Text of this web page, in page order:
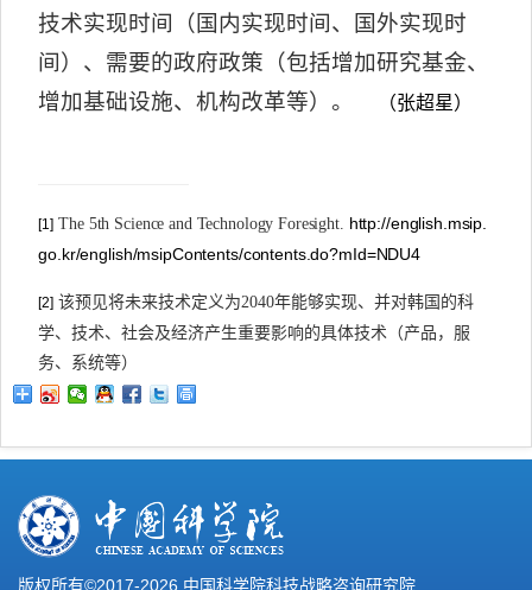
技术实现时间（国内实现时间、国外实现时
间）、需要的政府政策（包括增加研究基金、
增加基础设施、机构改革等）。
（张超星）
[1] The 5th Science and Technology Foresight. http://english.msip.
go.kr/english/msipContents/contents.do?mId=NDU4
[2] 该预见将未来技术定义为2040年能够实现、并对韩国的科
学、技术、社会及经济产生重要影响的具体技术（产品，服
务、系统等）
版权所有©2017-2026 中国科学院科技战略咨询研究院